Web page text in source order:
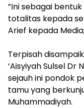
​”Ini sebagai
totalitas kepada
Arief kepada
​Terpisah
‘Aisyiyah Sulsel
sejauh ini pondok
tamu yang
Muhammadiyah.